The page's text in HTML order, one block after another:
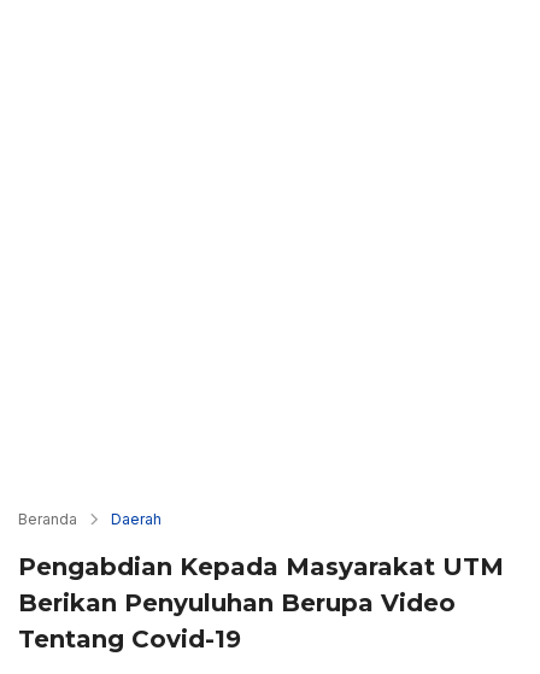
Beranda Daerah
Pengabdian Kepada Masyarakat UTM
Berikan Penyuluhan Berupa Video
Tentang Covid-19